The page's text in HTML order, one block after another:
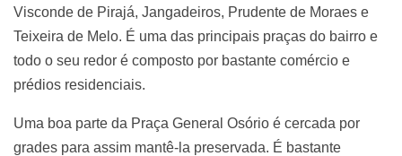
Visconde de Pirajá, Jangadeiros, Prudente de Moraes e
Teixeira de Melo. É uma das principais praças do bairro e
todo o seu redor é composto por bastante comércio e
prédios residenciais.
Uma boa parte da Praça General Osório é cercada por
grades para assim mantê-la preservada. É bastante